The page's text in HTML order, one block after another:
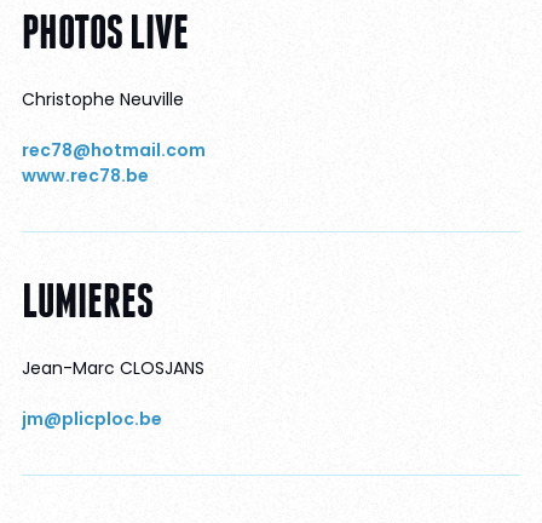
PHOTOS LIVE
Christophe Neuville
rec78@hotmail.com
www.rec78.be
LUMIERES
Jean-Marc CLOSJANS
jm@plicploc.be